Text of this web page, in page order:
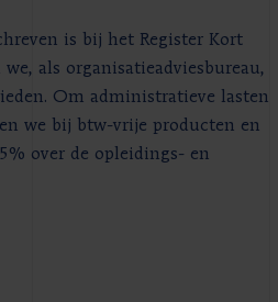
is bij het Register Kort
als organisatieadviesbureau,
Om administratieve lasten
we bij btw-vrije producten en
over de opleidings- en